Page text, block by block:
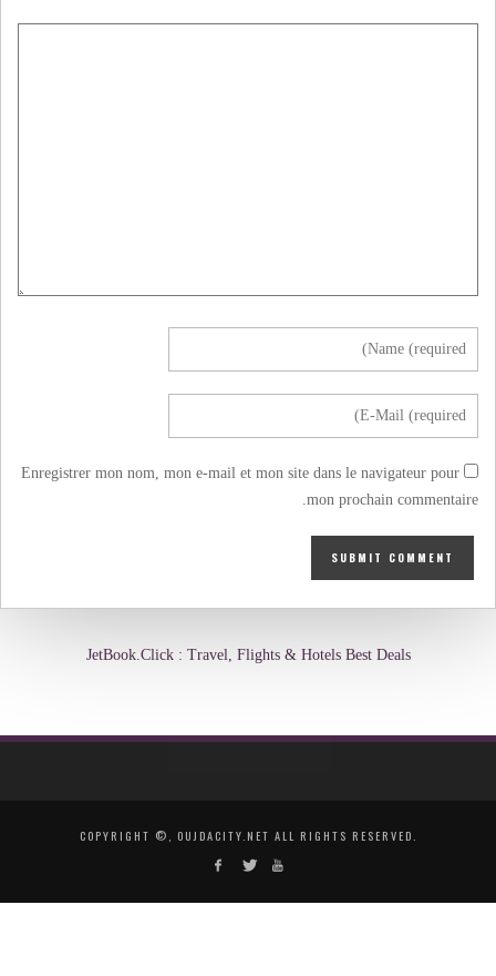
Enregistrer mon nom, mon e-mail et mon site dans le navigateur pour
mon prochain commentaire.
JetBook.Click : Travel, Flights & Hotels Best Deals
COPYRIGHT ©, OUJDACITY.NET ALL RIGHTS RESERVED.